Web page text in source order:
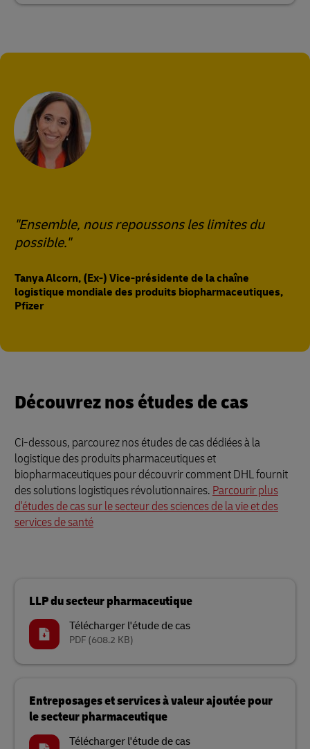
"Ensemble, nous repoussons les limites du
possible."
Tanya Alcorn, (Ex-) Vice-présidente de la chaîne
logistique mondiale des produits biopharmaceutiques,
Pfizer
Découvrez nos études de cas
Ci-dessous, parcourez nos études de cas dédiées à la
logistique des produits pharmaceutiques et
biopharmaceutiques pour découvrir comment DHL fournit
des solutions logistiques révolutionnaires. Parcourir plus
d'études de cas sur le secteur des sciences de la vie et des
services de santé
LLP du secteur pharmaceutique
Télécharger l'étude de cas
PDF (608.2 KB)
Entreposages et services à valeur ajoutée pour
le secteur pharmaceutique
Télécharger l'étude de cas